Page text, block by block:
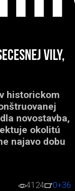
vily,
historickom
novostavba,
okolitú
najavo dobu
4124 0+36